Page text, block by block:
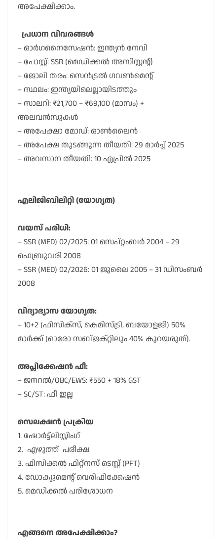
അപേക്ഷിക്കാം.
പ്രധാന വിവരങ്ങൾ
– ഓർഗനൈസേഷൻ: ഇന്ത്യൻ നേവി
– പോസ്റ്റ്: SSR (മെഡിക്കൽ അസിസ്റ്റന്റ്)
– ജോലി തരം: സെൻട്രൽ ഗവൺമെന്റ്
– സ്ഥലം: ഇന്ത്യയിലെല്ലായിടത്തും
– സാലറി: ₹21,700 – ₹69,100 (മാസം) +
അലവൻസുകൾ
– അപേക്ഷാ മോഡ്: ഓൺലൈൻ
– അപേക്ഷ തുടങ്ങുന്ന തീയതി: 29 മാർച്ച് 2025
– അവസാന തീയതി: 10 ഏപ്രിൽ 2025
എലിജിബിലിറ്റി (യോഗ്യത)
വയസ് പരിധി:
– SSR (MED) 02/2025: 01 സെപ്റ്റംബർ 2004 – 29
ഫെബ്രുവരി 2008
– SSR (MED) 02/2026: 01 ജൂലൈ 2005 – 31 ഡിസംബർ
2008
വിദ്യാഭ്യാസ യോഗ്യത:
– 10+2 (ഫിസിക്സ്, കെമിസ്ട്രി, ബയോളജി) 50%
മാർക്ക് (ഓരോ സബ്ജക്റ്റിലും 40% കുറയരുത്).
അപ്ലിക്കേഷൻ ഫീ:
– ജനറൽ/OBC/EWS: ₹550 + 18% GST
– SC/ST: ഫീ ഇല്ല
സെലക്ഷൻ പ്രക്രിയ
1. ഷോർട്ട്ലിസ്റ്റിംഗ്
2. എഴുത്ത് പരീക്ഷ
3. ഫിസിക്കൽ ഫിറ്റ്നസ് ടെസ്റ്റ് (PFT)
4. ഡോക്യുമെന്റ് വെരിഫിക്കേഷൻ
5. മെഡിക്കൽ പരിശോധന
എങ്ങനെ അപേക്ഷിക്കാം?